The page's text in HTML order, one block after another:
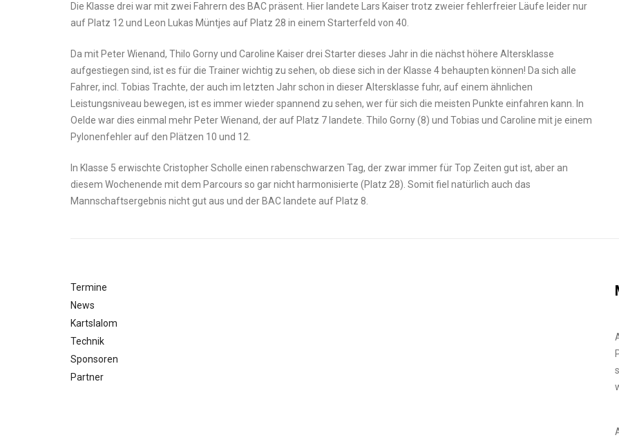
Die Klasse drei war mit zwei Fahrern des BAC präsent. Hier landete Lars Kaiser trotz zweier fehlerfreier Läufe leider nur
auf Platz 12 und Leon Lukas Müntjes auf Platz 28 in einem Starterfeld von 40.
Da mit Peter Wienand, Thilo Gorny und Caroline Kaiser drei Starter dieses Jahr in die nächst höhere Altersklasse
aufgestiegen sind, ist es für die Trainer wichtig zu sehen, ob diese sich in der Klasse 4 behaupten können! Da sich alle
Fahrer, incl. Tobias Trachte, der auch im letzten Jahr schon in dieser Altersklasse fuhr, auf einem ähnlichen
Leistungsniveau bewegen, ist es immer wieder spannend zu sehen, wer für sich die meisten Punkte einfahren kann. In
Oelde war dies einmal mehr Peter Wienand, der auf Platz 7 landete. Thilo Gorny (8) und Tobias und Caroline mit je einem
Pylonenfehler auf den Plätzen 10 und 12.
In Klasse 5 erwischte Cristopher Scholle einen rabenschwarzen Tag, der zwar immer für Top Zeiten gut ist, aber an
diesem Wochenende mit dem Parcours so gar nicht harmonisierte (Platz 28). Somit fiel natürlich auch das
Mannschaftsergebnis nicht gut aus und der BAC landete auf Platz 8.
Termine
News
Kartslalom
Technik
Sponsoren
Partner